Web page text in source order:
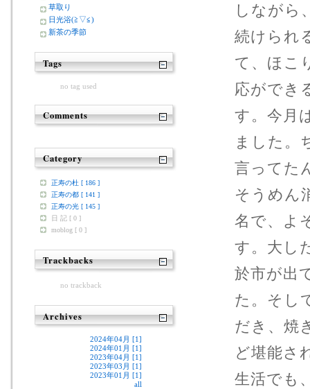
しながら
続けられ
て、ほこ
応ができ
す。今月
ました。
言ってた
そうめん
名で、よ
す。大し
於市が出
た。そし
だき、焼
ど堪能さ
生活でも
草取り
日光浴(≧▽≦)
新茶の季節
Tags
no tag used
Comments
Category
正寿の杜 [ 186 ]
正寿の都 [ 141 ]
正寿の光 [ 145 ]
日 記 [ 0 ]
moblog [ 0 ]
Trackbacks
no trackback
Archives
2024年04月 [1]
2024年01月 [1]
2023年04月 [1]
2023年03月 [1]
2023年01月 [1]
all